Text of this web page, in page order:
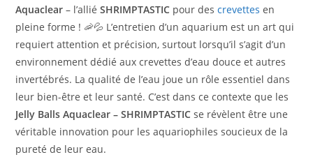
Aquaclear – l’alliéSHRIMPTASTIC pour descrevettes en
pleine forme ! 🦐💦 L’entretien d’un aquarium est un art qui
requiert attention et précision, surtout lorsqu’il s’agit d’un
environnement dédié aux crevettes d’eau douce et autres
invertébrés. La qualité de l’eau joue un rôle essentiel dans
leur bien-être et leur santé. C’est dans ce contexte que les
Jelly Balls Aquaclear – SHRIMPTASTIC se révèlent être une
véritable innovation pour les aquariophiles soucieux de la
pureté de leur eau.